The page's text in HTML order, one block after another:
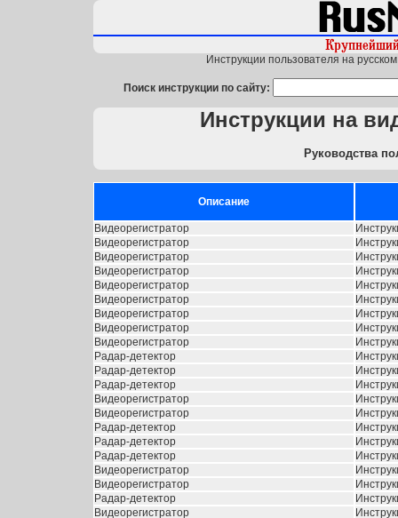
Инструкции пользователя на
Поиск инструкции по сайту:
Инструкции на
Руководства
Описание
Видеорегистратор
Видеорегистратор
Видеорегистратор
Видеорегистратор
Видеорегистратор
Видеорегистратор
Видеорегистратор
Видеорегистратор
Видеорегистратор
Радар-детектор
Радар-детектор
Радар-детектор
Видеорегистратор
Видеорегистратор
Радар-детектор
Радар-детектор
Радар-детектор
Видеорегистратор
Видеорегистратор
Радар-детектор
Видеорегистратор